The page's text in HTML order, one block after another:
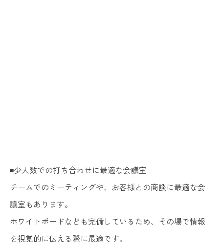
◾️少人数での打ち合わせに最適な会議室
チームでのミーティングや、お客様との商談に最適な会
議室もあります。
ホワイトボードなども完備しているため、その場で情報
を視覚的に伝える際に最適です。